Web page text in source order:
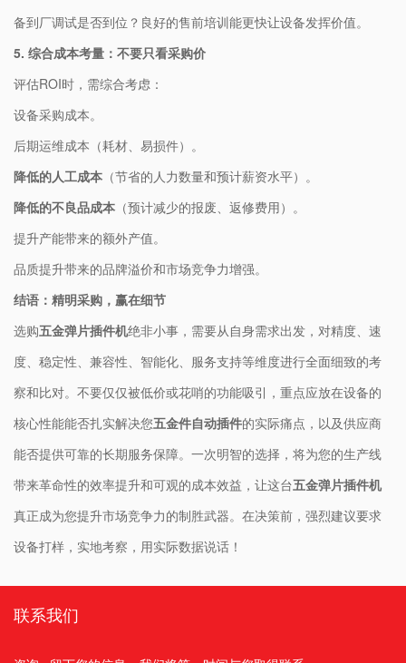
备到厂调试是否到位？良好的售前培训能更快让设备发挥价值。
​5. 综合成本考量：不要只看采购价​
评估ROI时，需综合考虑：
设备采购成本。
后期运维成本（耗材、易损件）。
​降低的人工成本​ ​（节省的人力数量和预计薪资水平）。
​降低的不良品成本​ ​（预计减少的报废、返修费用）。
提升产能带来的额外产值。
品质提升带来的品牌溢价和市场竞争力增强。
​结语：精明采购，赢在细节​
选购​​五金弹片插件机​​绝非小事，需要从自身需求出发，对精度、速
度、稳定性、兼容性、智能化、服务支持等维度进行全面细致的考
察和比对。不要仅仅被低价或花哨的功能吸引，重点应放在设备的
核心性能能否扎实解决您​​五金件自动插件​​的实际痛点，以及供应商
能否提供可靠的长期服务保障。一次明智的选择，将为您的生产线
带来革命性的效率提升和可观的成本效益，让这台​​五金弹片插件机​
真正成为您提升市场竞争力的制胜武器。在决策前，强烈建议要求
设备打样，实地考察，用实际数据说话！
联系我们